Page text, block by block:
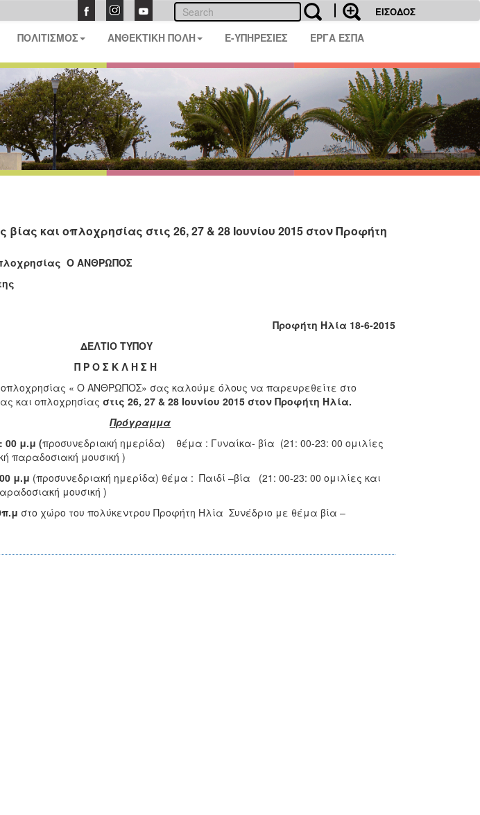
ΕΙΣΟΔΟΣ
ΠΟΛΙΤΙΣΜΟΣ ΑΝΘΕΚΤΙΚΗ ΠΟΛΗ E-ΥΠΗΡΕΣΙΕΣ ΕΡΓΑ ΕΣΠΑ
βίας και οπλοχρησίας στις 26, 27 & 28 Ιουνίου 2015 στον Προφήτη
Ο ΑΝΘΡΩΠΟΣ
Ηράκλειο Κρήτης
Προφήτη Ηλία 18-6-2015
ΔΕΛΤΙΟ ΤΥΠΟΥ
Π Ρ Ο Σ Κ Λ Η Σ Η
« Ο ΑΝΘΡΩΠΟΣ» σας καλούμε όλους να παρευρεθείτε στο
και οπλοχρησίας στις 26, 27 & 28 Ιουνίου 2015 στον Προφήτη Ηλία.
Πρόγραμμα
00 μ.μ (προσυνεδριακή ημερίδα) θέμα : Γυναίκα- βία (21: 00-23: 00 ομιλίες
παραδοσιακή μουσική )
μ.μ (προσυνεδριακή ημερίδα) θέμα : Παιδί –βία (21: 00-23: 00 ομιλίες και
μουσική )
στο χώρο του πολύκεντρου Προφήτη Ηλία Συνέδριο με θέμα βία –